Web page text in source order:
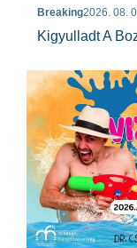
Breaking2026. 08.
Kigyulladt A